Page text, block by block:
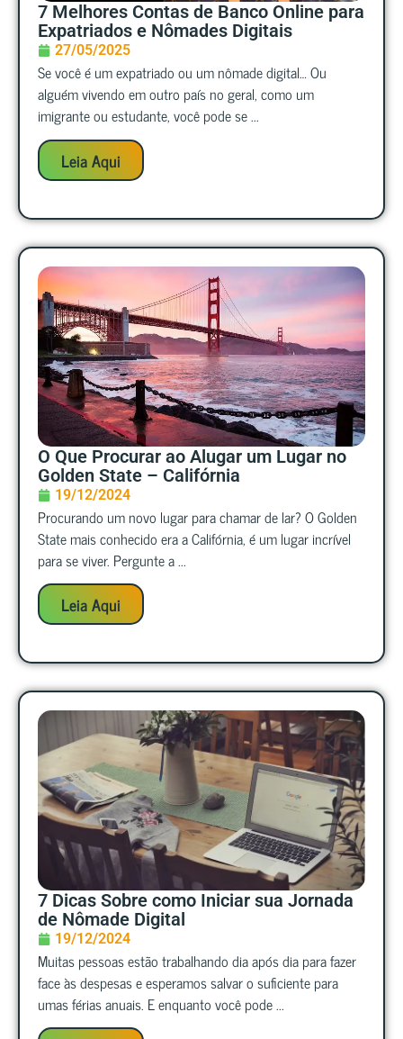
7 Melhores Contas de Banco Online para
Expatriados e Nômades Digitais
27/05/2025
Se você é um expatriado ou um nômade digital… Ou
alguém vivendo em outro país no geral, como um
imigrante ou estudante, você pode se ...
Leia Aqui
O Que Procurar ao Alugar um Lugar no
Golden State – Califórnia
19/12/2024
Procurando um novo lugar para chamar de lar? O Golden
State mais conhecido era a Califórnia, é um lugar incrível
para se viver. Pergunte a ...
Leia Aqui
7 Dicas Sobre como Iniciar sua Jornada
de Nômade Digital
19/12/2024
Muitas pessoas estão trabalhando dia após dia para fazer
face às despesas e esperamos salvar o suficiente para
umas férias anuais. E enquanto você pode ...